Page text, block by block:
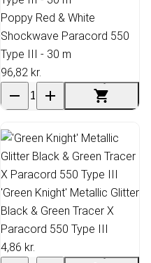
Poppy Red & White
Shockwave Paracord 550
Type III - 30 m
96,82 kr.
'Green Knight' Metallic Glitter
Black & Green Tracer X
Paracord 550 Type III
4,86 kr.